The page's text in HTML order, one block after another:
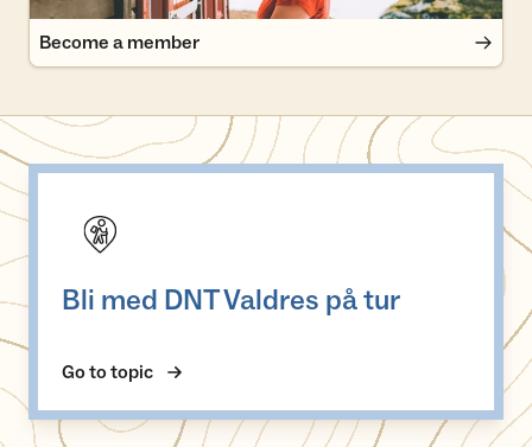
Become a member
Bli med DNT Valdres på tur
Go to topic